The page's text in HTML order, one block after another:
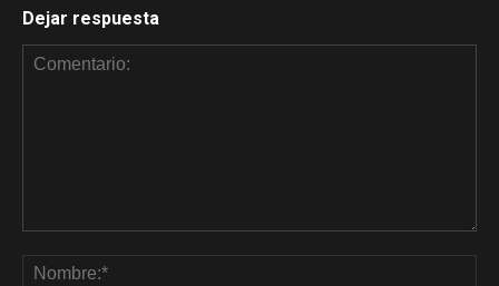
Dejar respuesta